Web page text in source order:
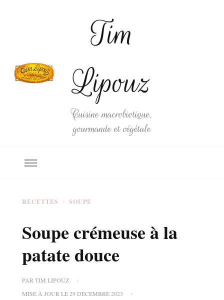
Tim
Lipouz
Cuisine macrobiotique,
gourmande et végétale
RECETTES SOUPE
Soupe crémeuse à la
patate douce
PAR TIM LIPOUZ
MISE À JOUR LE29 DÉCEMBRE 2023